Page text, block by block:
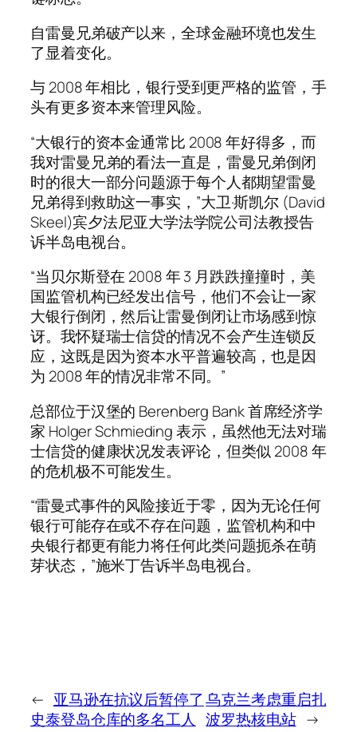
自雷曼兄弟破产以来，全球金融环境也发生
了显着变化。
与 2008 年相比，银行受到更严格的监管，手
头有更多资本来管理风险。
“大银行的资本金通常比 2008 年好得多，而
我对雷曼兄弟的看法一直是，雷曼兄弟倒闭
时的很大一部分问题源于每个人都期望雷曼
兄弟得到救助这一事实，”大卫·斯凯尔 (David
Skeel)宾夕法尼亚大学法学院公司法教授告
诉半岛电视台。
“当贝尔斯登在 2008 年 3 月跌跌撞撞时，美
国监管机构已经发出信号，他们不会让一家
大银行倒闭，然后让雷曼倒闭让市场感到惊
讶。我怀疑瑞士信贷的情况不会产生连锁反
应，这既是因为资本水平普遍较高，也是因
为 2008 年的情况非常不同。”
总部位于汉堡的 Berenberg Bank 首席经济学
家 Holger Schmieding 表示，虽然他无法对瑞
士信贷的健康状况发表评论，但类似 ​​2008 年
的危机极不可能发生。
“雷曼式事件的风险接近于零，因为无论任何
银行可能存在或不存在问题，监管机构和中
央银行都更有能力将任何此类问题扼杀在萌
芽状态，”施米丁告诉半岛电视台。
← 亚马逊在抗议后暂停了
史泰登岛仓库的多名工人
乌克兰考虑重启扎
波罗热核电站 →